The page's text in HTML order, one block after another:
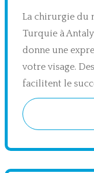
La chirurgie du
Turquie à
donne une
votre visage.
facilitent le